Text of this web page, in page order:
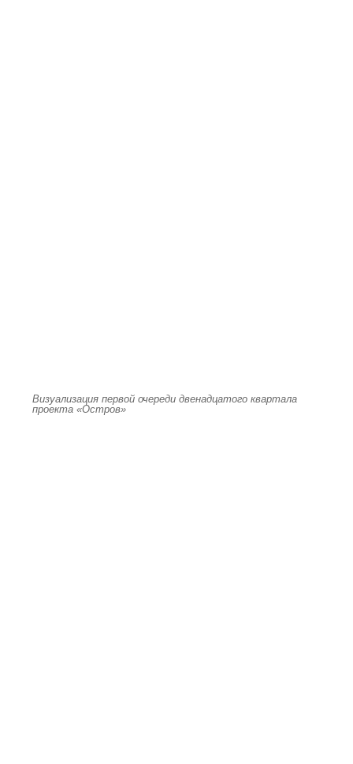
Визуализация первой очереди двенадцатого квартала
проекта «Остров»